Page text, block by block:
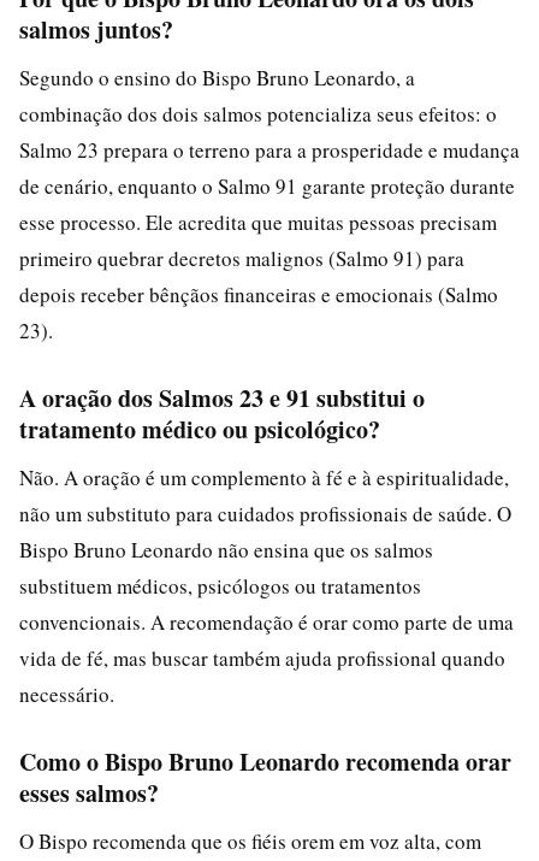
salmos juntos?
Segundo o ensino do Bispo Bruno Leonardo, a
combinação dos dois salmos potencializa seus efeitos: o
Salmo 23 prepara o terreno para a prosperidade e mudança
de cenário, enquanto o Salmo 91 garante proteção durante
esse processo. Ele acredita que muitas pessoas precisam
primeiro quebrar decretos malignos (Salmo 91) para
depois receber bênçãos financeiras e emocionais (Salmo
23).
A oração dos Salmos 23 e 91 substitui o
tratamento médico ou psicológico?
Não. A oração é um complemento à fé e à espiritualidade,
não um substituto para cuidados profissionais de saúde. O
Bispo Bruno Leonardo não ensina que os salmos
substituem médicos, psicólogos ou tratamentos
convencionais. A recomendação é orar como parte de uma
vida de fé, mas buscar também ajuda profissional quando
necessário.
Como o Bispo Bruno Leonardo recomenda orar
esses salmos?
O Bispo recomenda que os fiéis orem em voz alta, com